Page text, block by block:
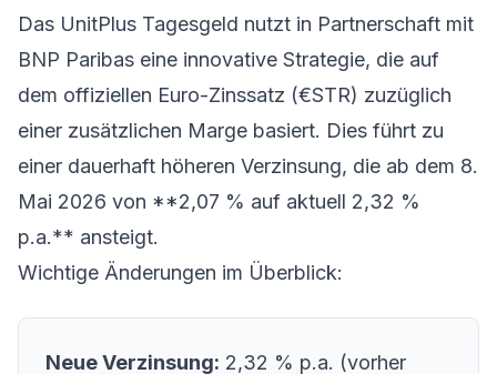
Das UnitPlus Tagesgeld nutzt in Partnerschaft mit
BNP Paribas eine innovative Strategie, die auf
dem offiziellen Euro-Zinssatz (€STR) zuzüglich
einer zusätzlichen Marge basiert. Dies führt zu
einer dauerhaft höheren Verzinsung, die ab dem 8.
Mai 2026 von **2,07 % auf aktuell 2,32 %
p.a.** ansteigt.
Wichtige Änderungen im Überblick:
Neue Verzinsung: 2,32 % p.a. (vorher